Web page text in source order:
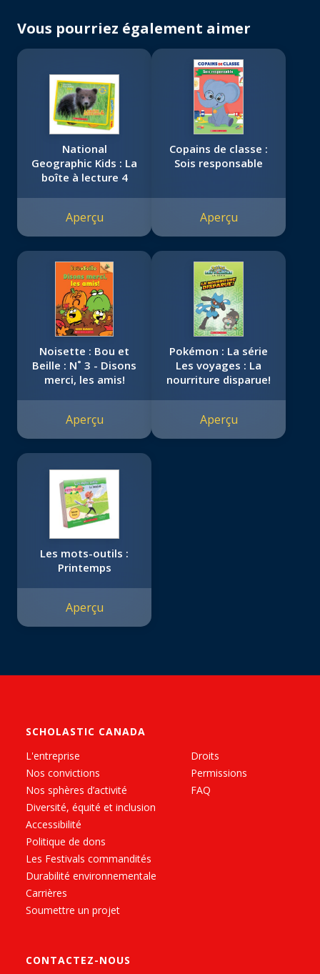
Vous pourriez également aimer
National
Geographic Kids : La
boîte à lecture 4
Aperçu
Copains de classe :
Sois responsable
Aperçu
Noisette : Bou et
Beille : N˚ 3 - Disons
merci, les amis!
Aperçu
Pokémon : La série
Les voyages : La
nourriture disparue!
Aperçu
Les mots-outils :
Printemps
Aperçu
SCHOLASTIC CANADA
L'entreprise
Nos convictions
Nos sphères d’activité
Diversité, équité et inclusion
Accessibilité
Politique de dons
Les Festivals commandités
Durabilité environnementale
Carrières
Soumettre un projet
Droits
Permissions
FAQ
CONTACTEZ-NOUS